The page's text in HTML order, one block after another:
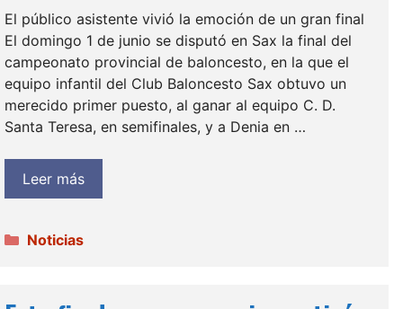
El público asistente vivió la emoción de un gran final
El domingo 1 de junio se disputó en Sax la final del
campeonato provincial de baloncesto, en la que el
equipo infantil del Club Baloncesto Sax obtuvo un
merecido primer puesto, al ganar al equipo C. D.
Santa Teresa, en semifinales, y a Denia en …
Leer más
Categorías
Noticias